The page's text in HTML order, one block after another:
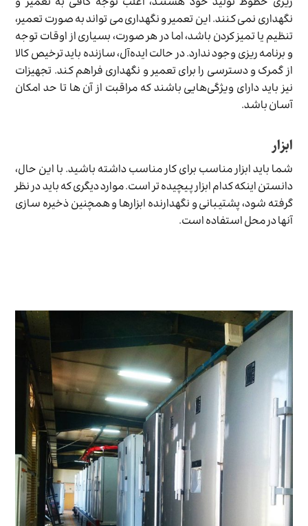
نگهداری نمی کنند. این تعمیر و نگهداری می تواند به صورت تعمیر،
تنظیم یا تمیز کردن باشد، اما در هر صورت، بسیاری از اوقات توجه
و برنامه ریزی وجود ندارد. در حالت ایده‌آل، سازنده باید ترخیص کالا
از گمرک و دسترسی را برای تعمیر و نگهداری فراهم کند. تجهیزات
نیز باید دارای ویژگی‌هایی باشند که مراقبت از آن ها تا حد امکان
آسان باشد.
ابزار
شما باید ابزار مناسب برای کار مناسب داشته باشید. با این حال،
دانستن اینکه کدام ابزار پیچیده تر است. موارد دیگری که باید در نظر
گرفته شود، پشتیبانی و نگهدارنده ابزارها و همچنین ذخیره سازی
آنها در محل استفاده است.